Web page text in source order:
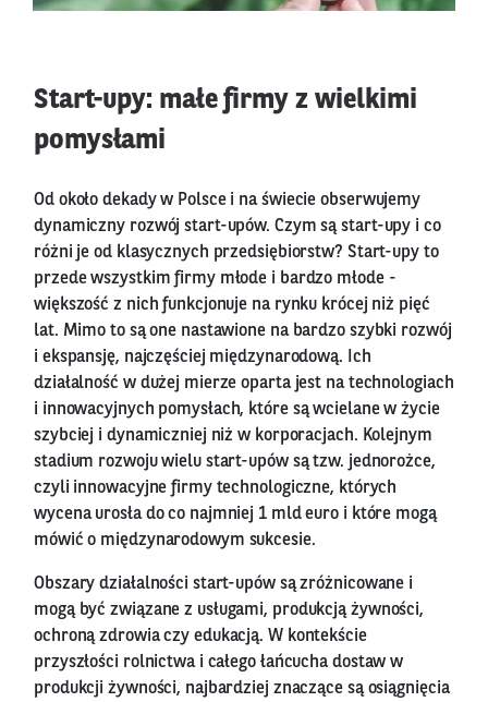
Start-upy: małe firmy z wielkimi
pomysłami
Od około dekady w Polsce i na świecie obserwujemy
dynamiczny rozwój start-upów. Czym są start-upy i co
różni je od klasycznych przedsiębiorstw? Start-upy to
przede wszystkim firmy młode i bardzo młode -
większość z nich funkcjonuje na rynku krócej niż pięć
lat. Mimo to są one nastawione na bardzo szybki rozwój
i ekspansję, najczęściej międzynarodową. Ich
działalność w dużej mierze oparta jest na technologiach
i innowacyjnych pomysłach, które są wcielane w życie
szybciej i dynamiczniej niż w korporacjach. Kolejnym
stadium rozwoju wielu start-upów są tzw. jednorożce,
czyli innowacyjne firmy technologiczne, których
wycena urosła do co najmniej 1 mld euro i które mogą
mówić o międzynarodowym sukcesie.
Obszary działalności start-upów są zróżnicowane i
mogą być związane z usługami, produkcją żywności,
ochroną zdrowia czy edukacją. W kontekście
przyszłości rolnictwa i całego łańcucha dostaw w
produkcji żywności, najbardziej znaczące są osiągnięcia